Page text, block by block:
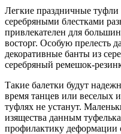
Легкие праздничные
серебряными блестками
привлекателен для
восторг. Особую прелесть
декоративные банты из
серебряный ремешок-
Такие балетки будут
время танцев или веселых
туфлях не устанут.
изящества данным
профилактику деформации